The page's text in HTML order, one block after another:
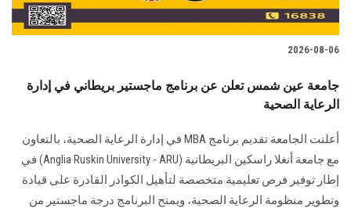
2026-08-06
جامعة عين شمس تعلن عن برنامج ماجستير بريطاني في إدارة
الرعاية الصحية
أعلنت الجامعة تقديم برنامج MBA في إدارة الرعاية الصحية، بالتعاون
مع جامعة أنغلا راسكين البريطانية (Anglia Ruskin University - ARU) في
إطار توفير فرص تعليمية متخصصة لتأهيل الكوادر القادرة على قيادة
وتطوير منظومة الرعاية الصحية، ويمنح البرنامج درجة ماجستير من